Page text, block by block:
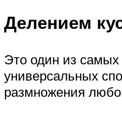
Делением
Это один из самых
универсальных
размножения